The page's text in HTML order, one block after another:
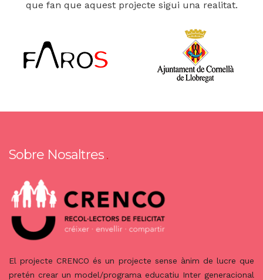
que fan que aquest projecte sigui una realitat.
Sobre Nosaltres
El projecte CRENCO és un projecte sense ànim de lucre que
pretén crear un model/programa educatiu Inter generacional